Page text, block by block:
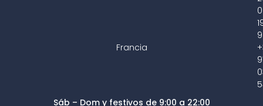
Francia
Sáb – Dom y festivos de 9:00 a 22:00